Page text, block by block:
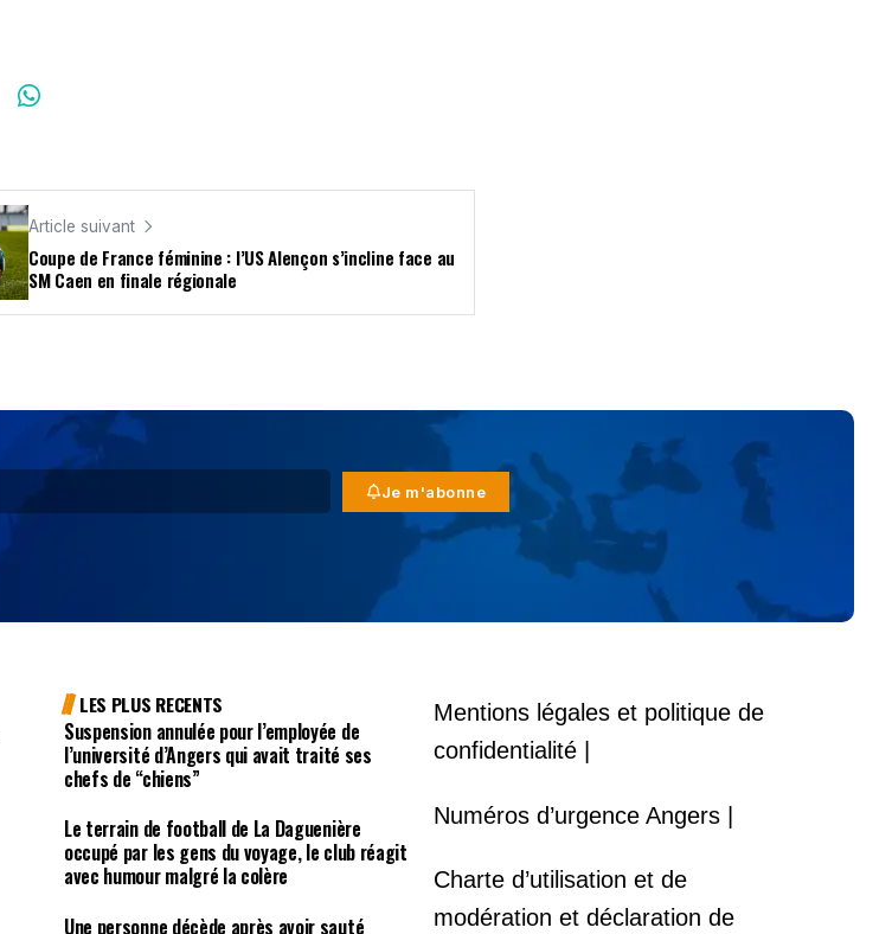
Article suivant
Coupe de France féminine : l’US Alençon s’incline face au
SM Caen en finale régionale
Je m'abonne
LES PLUS RECENTS
Suspension annulée pour l’employée de
l’université d’Angers qui avait traité ses
chefs de “chiens”
Le terrain de football de La Daguenière
occupé par les gens du voyage, le club réagit
avec humour malgré la colère
Une personne décède après avoir sauté
Mentions légales et politique de
confidentialité |
Numéros d’urgence Angers |
Charte d’utilisation et de
modération et déclaration de